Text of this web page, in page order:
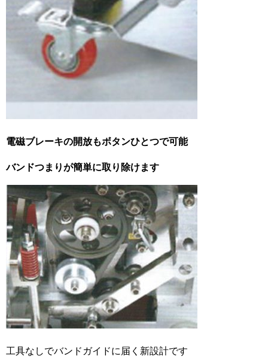
電磁ブレーキの開放もボタンひとつで可能
バンドつまりが簡単に取り除けます
工具なしでバンドガイドに届く新設計です